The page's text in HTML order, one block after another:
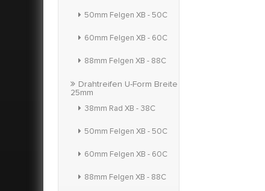
50mm Felgen XB - 50C
60mm Felgen XB - 60C
88mm Felgen XB - 88C
Drahtreifen U-Form Breite
25mm
38mm Rad XB - 38C
50mm Felgen XB - 50C
60mm Felgen XB - 60C
88mm Felgen XB - 88C